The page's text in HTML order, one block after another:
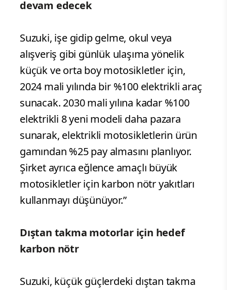
devam edecek
Suzuki, işe gidip gelme, okul veya
alışveriş gibi günlük ulaşıma yönelik
küçük ve orta boy motosikletler için,
2024 mali yılında bir %100 elektrikli araç
sunacak. 2030 mali yılına kadar %100
elektrikli 8 yeni modeli daha pazara
sunarak, elektrikli motosikletlerin ürün
gamından %25 pay almasını planlıyor.
Şirket ayrıca eğlence amaçlı büyük
motosikletler için karbon nötr yakıtları
kullanmayı düşünüyor.”
Dıştan takma motorlar için hedef
karbon nötr
Suzuki, küçük güçlerdeki dıştan takma